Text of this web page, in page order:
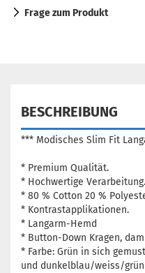
Frage zum Produkt
BESCHREIBUNG
*** Modisches Slim Fit
* Premium Qualität.
* Hochwertige Verarbeitung.
* 80 % Cotton 20 %
* Kontrastapplikationen.
* Langarm-Hemd
* Button-Down Kragen,
* Farbe: Grün in sich
und dunkelblau/weiss/